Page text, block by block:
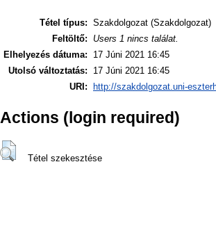
Tétel típus: Szakdolgozat (Szakdolgozat)
Feltöltő:
Users 1 nincs találat.
Elhelyezés dátuma:
17 Júni 2021 16:45
Utolsó változtatás:
17 Júni 2021 16:45
URI:
http://szakdolgozat.uni-
Actions (login required)
Tétel szekesztése